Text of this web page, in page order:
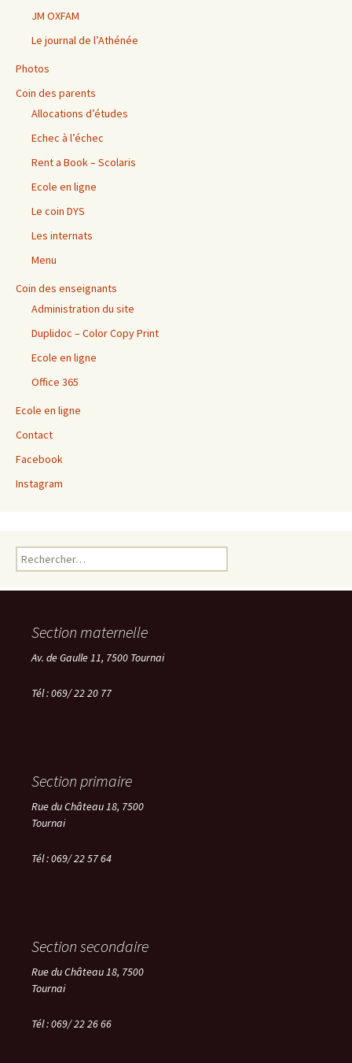
JM OXFAM
Le journal de l’Athénée
Photos
Coin des parents
Allocations d’études
Echec à l’échec
Rent a Book – Scolaris
Ecole en ligne
Le coin DYS
Les internats
Menu
Coin des enseignants
Administration du site
Duplidoc – Color Copy Print
Ecole en ligne
Office 365
Ecole en ligne
Contact
Facebook
Instagram
Rechercher :
Section maternelle
Av. de Gaulle 11, 7500 Tournai
Tél : 069/ 22 20 77
Section primaire
Rue du Château 18, 7500
Tournai
Tél : 069/ 22 57 64
Section secondaire
Rue du Château 18, 7500
Tournai
Tél :069/ 22 26 66